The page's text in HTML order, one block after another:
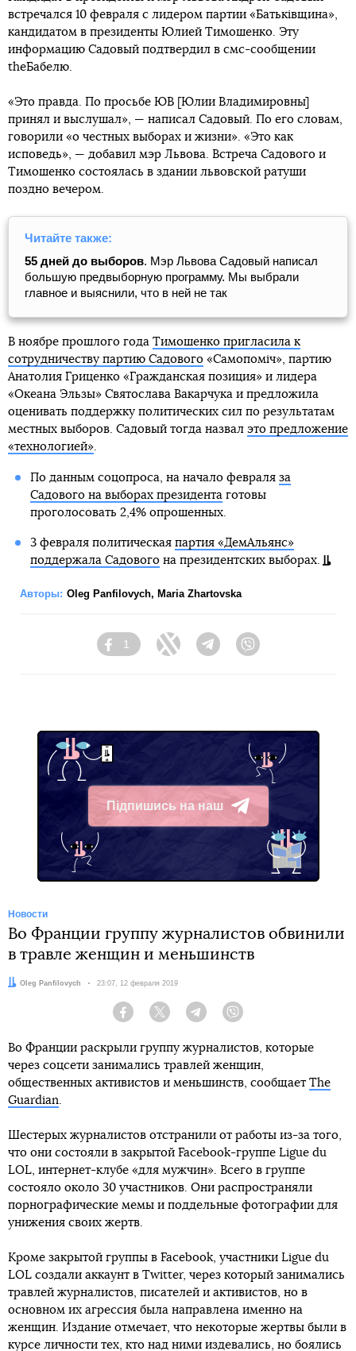
встречался 10 февраля с лидером партии «Батьківщина»,
кандидатом в президенты Юлией Тимошенко. Эту
информацию Садовый подтвердил в смс-сообщении
theБабелю.
«Это правда. По просьбе ЮВ [Юлии Владимировны]
принял и выслушал», — написал Садовый. По его словам,
говорили «о честных выборах и жизни». «Это как
исповедь», — добавил мэр Львова. Встреча Садового и
Тимошенко состоялась в здании львовской ратуши
поздно вечером.
Читайте также:
55 дней до выборов. Мэр Львова Садовый написал
большую предвыборную программу. Мы выбрали
главное и выяснили, что в ней не так
В ноябре прошлого года Тимошенко пригласила к
сотрудничеству партию Садового «Самопоміч», партию
Анатолия Гриценко «Гражданская позиция» и лидера
«Океана Эльзы» Святослава Вакарчука и предложила
оценивать поддержку политических сил по результатам
местных выборов. Садовый тогда назвал это предложение
«технологией».
По данным соцопроса, на начало февраля за
Садового на выборах президентаготовы
проголосовать 2,4% опрошенных.
3 февраля политическая партия «ДемАльянс»
поддержала Садовогона президентских выборах.
Авторы: Oleg Panfilovych, Maria Zhartovska
Facebook
1
Twitter Telegram
Підпишись на наш
Telegram
Новости
Во Франции группу журналистов обвинили
в травле женщин и меньшинств
Автор:
Oleg Panfilovych Дата:
23:07, 12 февраля 2019
Facebook Twitter Telegram
Во Франции раскрыли группу журналистов, которые
через соцсети занимались травлей женщин,
общественных активистов и меньшинств, сообщает The
Guardian.
Шестерых журналистов отстранили от работы из-за того,
что они состояли в закрытой Facebook-группе Ligue du
LOL, интернет-клубе «для мужчин». Всего в группе
состояло около 30 участников. Они распространяли
порнографические мемы и поддельные фотографии для
унижения своих жертв.
Кроме закрытой группы в Facebook, участники Ligue du
LOL создали аккаунт в Twitter, через который занимались
травлей журналистов, писателей и активистов, но в
основном их агрессия была направлена именно на
женщин. Издание отмечает, что некоторые жертвы были в
курсе личности тех, кто над ними издевались, но боялись